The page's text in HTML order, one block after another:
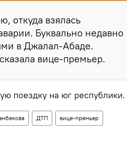
откуда взялась
Буквально недавно
в Джалал-Абаде.
вице-премьер.
поездку на юг республики.
ДТП вице-премьер